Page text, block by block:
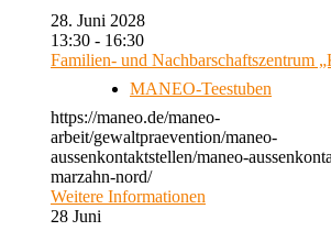
28. Juni 2028
13:30 - 16:30
Familien- und Nachbarschaftszentrum
MANEO-Teestuben
https://maneo.de/maneo-
arbeit/gewaltpraevention/maneo-
aussenkontaktstellen/maneo-
marzahn-nord/
Weitere Informationen
28 Juni